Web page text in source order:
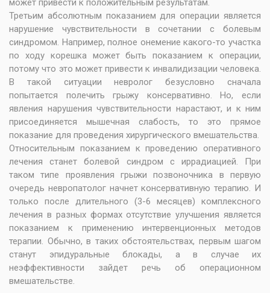
может привести к положительным результатам.
Третьим абсолютным показанием для операции является
нарушение чувствительности в сочетании с болевым
синдромом. Например, полное онемение какого-то участка
по ходу корешка может быть показанием к операции,
потому что это может привести к инвалидизации человека.
В такой ситуации невролог безусловно сначала
попытается полечить грыжу консервативно. Но, если
явления нарушения чувствительности нарастают, и к ним
присоединяется мышечная слабость, то это прямое
показание для проведения хирургического вмешательства.
Относительным показанием к проведению оперативного
лечения станет болевой синдром с иррадиацией. При
таком типе проявления грыжи позвоночника в первую
очередь невропатолог начнет консервативную терапию. И
только после длительного (3-6 месяцев) комплексного
лечения в разных формах отсутствие улучшения является
показанием к применению интервенционных методов
терапии. Обычно, в таких обстоятельствах, первым шагом
станут эпидуральные блокады, а в случае их
неэффективности зайдет речь об операционном
вмешательстве.